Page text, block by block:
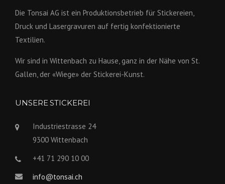
Die Tonsai AG ist ein Produktions­betrieb für Stickereien,
Druck und Lasergravuren auf fertig konfek­tionierte
Textilien.
Wir sind in Wittenbach zu Hause, ganz in der Nähe von St.
Gallen, der «Wiege» der Stickerei-Kunst.
UNSERE STICKEREI
Industriestrasse 24
9300 Wittenbach
+41 71 290 10 00
info@tonsai.ch